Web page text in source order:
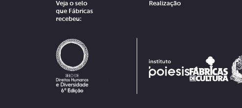
Veja o selo
que Fábricas
recebeu:
Realização